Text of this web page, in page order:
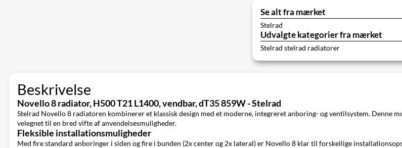
Se alt fra mærket
Stelrad
Udvalgte kategorier fra mærket
Stelrad stelrad radiatorer
Beskrivelse
Novello 8 radiator, H500 T21 L1400, vendbar, dT35 859W - Stelrad
Stelrad Novello 8 radiatoren kombinerer et klassisk design med et moderne, integreret anboring- og ventilsystem. Denne
velegnet til en bred vifte af anvendelsesmuligheder.
Fleksible installationsmuligheder
Med fire standard anboringer i siden og fire i bunden (2x center og 2x lateral) er Novello 8 klar til forskellige